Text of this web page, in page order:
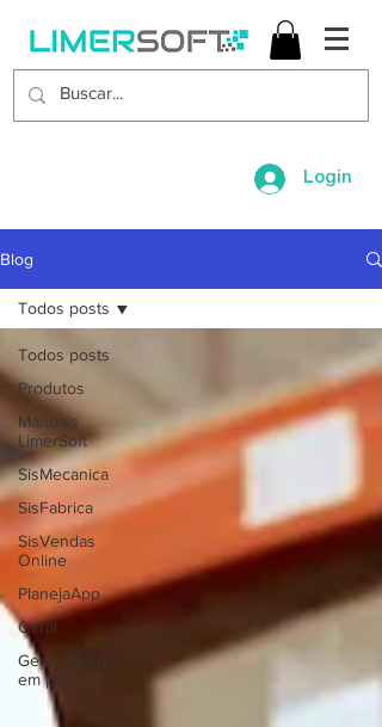
Login
Blog
Todos posts
Produtos
Manuais
LimerSoft
SisMecanica
SisFabrica
SisVendas
Online
PlanejaApp
Geral
Gerar pedido
em pdf
Todos posts